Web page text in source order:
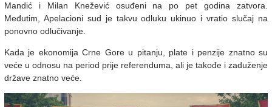
Mandić i Milan Knežević osuđeni na po pet godina zatvora.
Međutim, Apelacioni sud je takvu odluku ukinuo i vratio slučaj na
ponovno odlučivanje.
Kada je ekonomija Crne Gore u pitanju, plate i penzije znatno su
veće u odnosu na period prije referenduma, ali je takođe i zaduženje
države znatno veće.